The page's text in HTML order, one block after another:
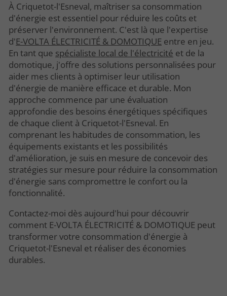
À Criquetot-l'Esneval, maîtriser sa consommation
d'énergie est essentiel pour réduire les coûts et
préserver l'environnement. C'est là que l'expertise
d'E-VOLTA ÉLECTRICITÉ & DOMOTIQUE entre en jeu.
En tant que spécialiste local de l'électricité et de la
domotique, j'offre des solutions personnalisées pour
aider mes clients à optimiser leur utilisation
d'énergie de manière efficace et durable. Mon
approche commence par une évaluation
approfondie des besoins énergétiques spécifiques
de chaque client à Criquetot-l'Esneval. En
comprenant les habitudes de consommation, les
équipements existants et les possibilités
d'amélioration, je suis en mesure de concevoir des
stratégies sur mesure pour réduire la consommation
d'énergie sans compromettre le confort ou la
fonctionnalité.
Contactez-moi dès aujourd'hui pour découvrir
comment E-VOLTA ÉLECTRICITÉ & DOMOTIQUE peut
transformer votre consommation d'énergie à
Criquetot-l'Esneval et réaliser des économies
durables.